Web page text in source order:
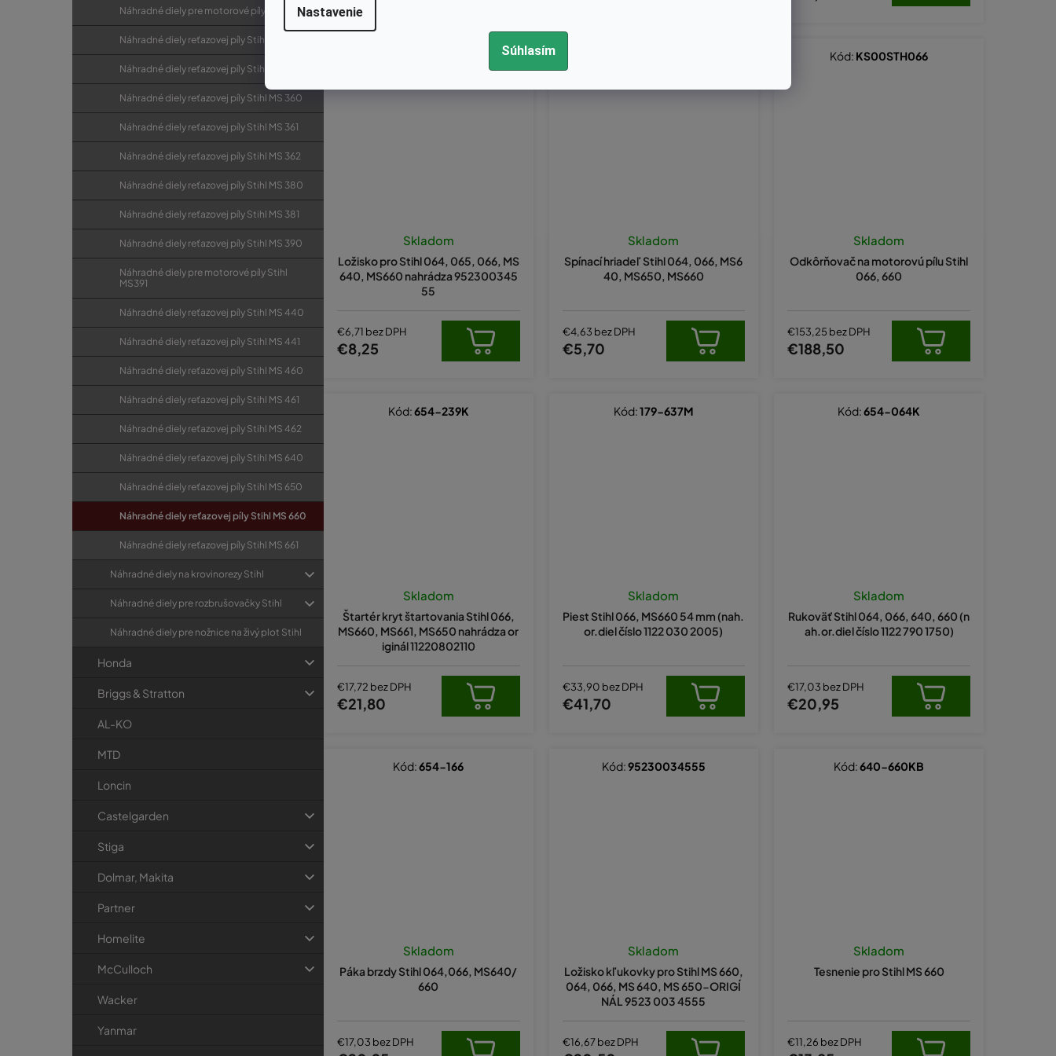
Nastavenie
Súhlasím
Náhradné diely pre motorové píly Stihl MS311
Náhradné diely reťazovej píly Stihl MS 340
Náhradné diely reťazovej píly Stihl MS 341
Náhradné diely reťazovej píly Stihl MS 360
Náhradné diely reťazovej píly Stihl MS 361
Náhradné diely reťazovej píly Stihl MS 362
Náhradné diely reťazovej píly Stihl MS 380
Náhradné diely reťazovej píly Stihl MS 381
Náhradné diely reťazovej píly Stihl MS 390
Náhradné diely pre motorové píly Stihl
MS391
Náhradné diely reťazovej píly Stihl MS 440
Náhradné diely reťazovej píly Stihl MS 441
Náhradné diely reťazovej píly Stihl MS 460
Náhradné diely reťazovej píly Stihl MS 461
Náhradné diely reťazovej píly Stihl MS 462
Náhradné diely reťazovej píly Stihl MS 640
Náhradné diely reťazovej píly Stihl MS 650
Náhradné diely reťazovej píly Stihl MS 660
Náhradné diely reťazovej píly Stihl MS 661
Náhradné diely na krovinorezy Stihl
Náhradné diely pre rozbrušovačky Stihl
Náhradné diely pre nožnice na živý plot Stihl
Honda
Briggs & Stratton
AL-KO
MTD
Loncin
Castelgarden
Stiga
Dolmar, Makita
Partner
Homelite
McCulloch
Wacker
Yanmar
Ložisko pro Stihl 064, 065, 066, MS
640, MS660 nahrádza 952300345
55
Skladom
€6,71 bez DPH
€8,25
Spínací hriadeľ Stihl 064, 066, MS6
40, MS650, MS660
Skladom
€4,63 bez DPH
€5,70
Odkôrňovač na motorovú pílu Stihl
066, 660
Skladom
€153,25 bez DPH
€188,50
Kód: KS00STH066
Štartér kryt štartovania Stihl 066,
MS660, MS661, MS650 nahrádza or
iginál 11220802110
Skladom
€17,72 bez DPH
€21,80
Kód:654-239K
Piest Stihl 066, MS660 54 mm (nah.
or.diel číslo 1122 030 2005)
Skladom
€33,90 bez DPH
€41,70
Kód:179-637M
Rukoväť Stihl 064, 066, 640, 660 (n
ah.or.diel číslo 1122 790 1750)
Skladom
€17,03 bez DPH
€20,95
Kód:654-064K
Páka brzdy Stihl 064,066, MS640/
660
Skladom
€17,03 bez DPH
Kód:654-166
Ložisko kľukovky pro Stihl MS 660,
064, 066, MS 640, MS 650-ORIGÍ
NÁL 9523 003 4555
Skladom
€16,67 bez DPH
Kód:95230034555
Tesnenie pro Stihl MS 660
Skladom
€11,26 bez DPH
Kód:640-660KB